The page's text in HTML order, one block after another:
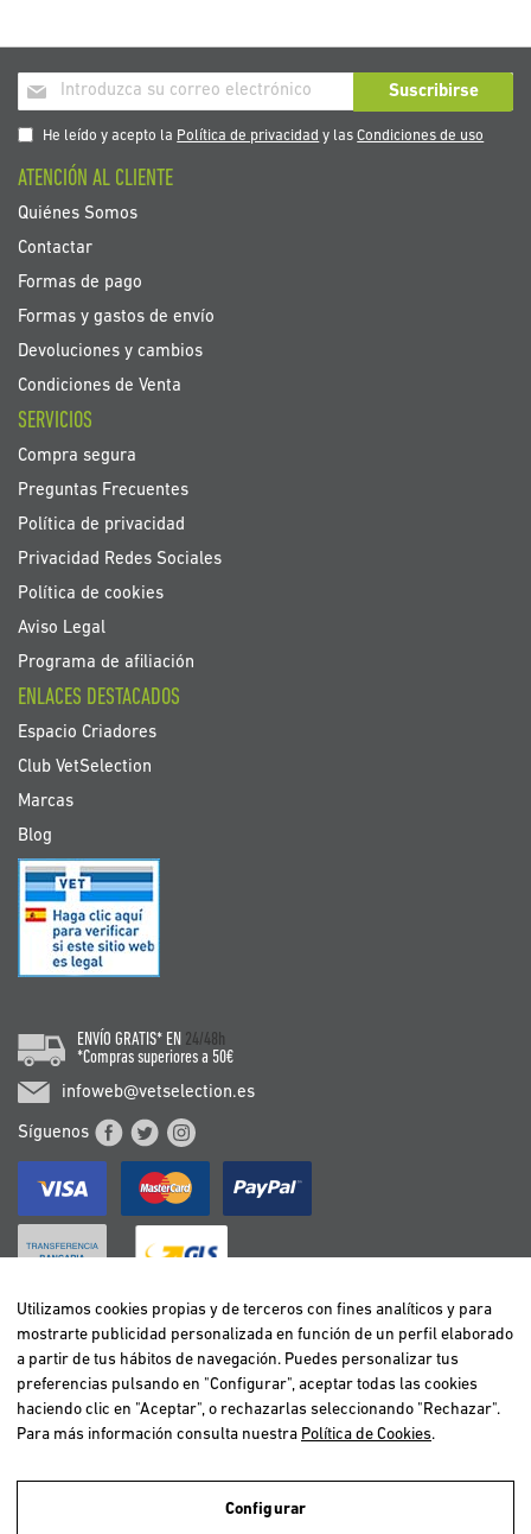
Inscríbase
a
nuestro
de
noticias:
Suscribirse
He leído y acepto la Política de privacidad y lasCondiciones de uso
ATENCIÓN AL CLIENTE
Quiénes Somos
Contactar
Formas de pago
Formas y gastos de envío
Devoluciones y cambios
Condiciones de Venta
SERVICIOS
Compra segura
Preguntas Frecuentes
Política de privacidad
Privacidad Redes Sociales
Política de cookies
Aviso Legal
Programa de afiliación
ENLACES DESTACADOS
Espacio Criadores
Club VetSelection
Marcas
Blog
ENVÍO GRATIS* EN 24/48h
*Compras superiores a 50€
infoweb@vetselection.es
Síguenos
BELGIË / BELGIQUE
DEUTSCHLAND
ESPAÑA
FRANCE
ITALIA
NEDERLAND
Utilizamos cookies propias y de terceros con fines analíticos y para
mostrarte publicidad personalizada en función de un perfil elaborado
a partir de tus hábitos de navegación. Puedes personalizar tus
preferencias pulsando en "Configurar", aceptar todas las cookies
haciendo clic en "Aceptar", o rechazarlas seleccionando "Rechazar".
Para más información consulta nuestra Política de Cookies.
Configurar